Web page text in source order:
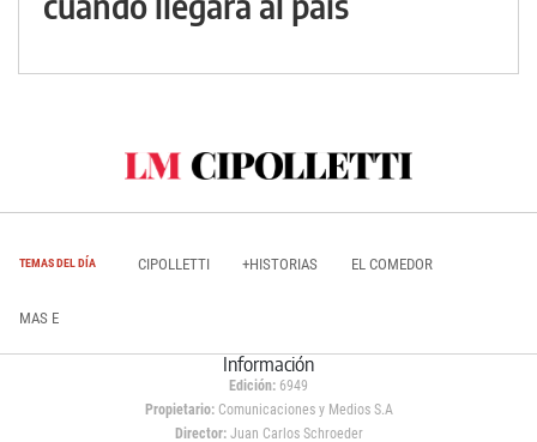
TEMAS DEL DÍA CIPOLLETTI +HISTORIAS EL COMEDOR
MAS E
Información
Edición: 6949
Propietario:Comunicaciones y Medios S.A
Director: Juan Carlos Schroeder